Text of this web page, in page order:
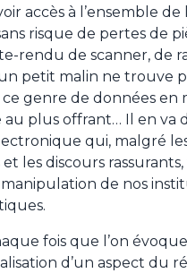
accès à l’ensemble
risque de pertes de
rendu de scanner, de
petit malin ne trouve
genre de données en
au plus offrant… Il en va
qui, malgré
les discours
de nos
fois que l’on
d’un aspect du